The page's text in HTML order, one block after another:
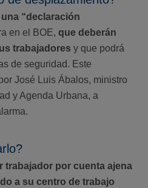
una “declaración
en el BOE, que deberán
trabajadores y que podrá
de seguridad. Este
José Luis Ábalos, ministro
y Agenda Urbana, a
trabajador por cuenta ajena
a su centro de trabajo